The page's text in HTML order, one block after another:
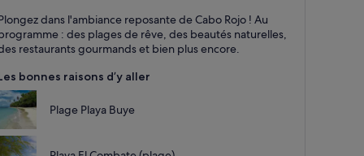
Rojo
Familial et Nature
dans l'ambiance reposante de Cabo Rojo ! Au
: des plages de rêve, des beautés naturelles,
restaurants gourmands et bien plus encore.
bonnes raisons d’y aller
Plage Playa Buye